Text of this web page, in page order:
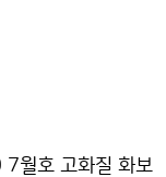
월호 고화질 화보